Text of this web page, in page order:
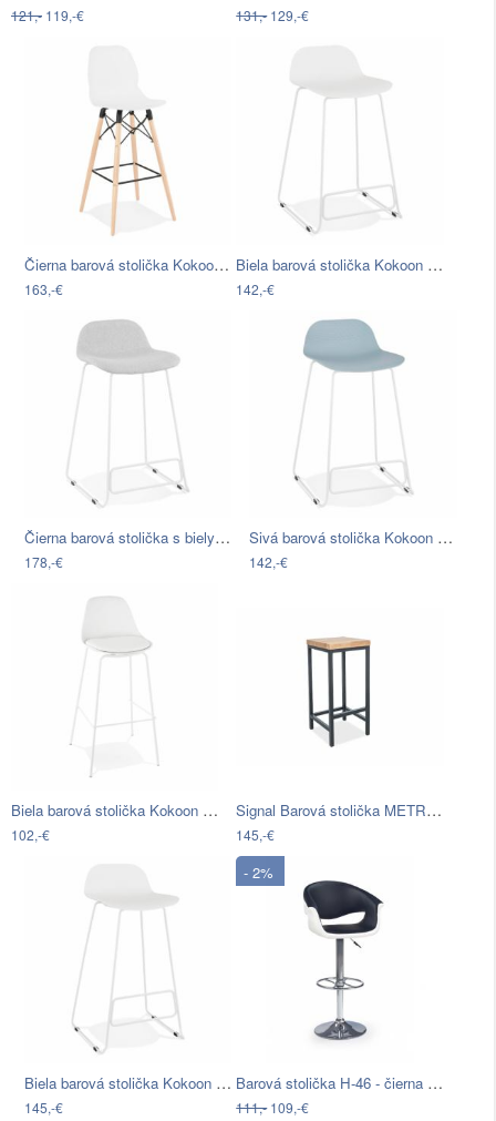
121,- 119,-€ 131,-129,-€
Čierna barová stolička Kokoon Marcel,…
163,-€
Biela barová stolička Kokoon Slade Mini…
142,-€
Čierna barová stolička s bielymi nohami…
178,-€
Sivá barová stolička Kokoon Slade Mini,…
142,-€
Biela barová stolička Kokoon Escal
102,-€
Signal Barová stolička METRO H-1…
145,-€
Biela barová stolička Kokoon Slade,…
145,-€
- 2%
Barová stolička H-46 - čierna / biela /…
111,-109,-€